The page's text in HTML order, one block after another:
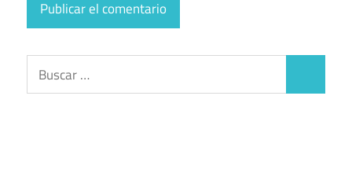
Buscar: